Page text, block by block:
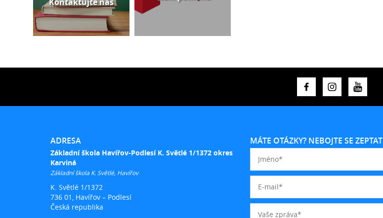
ADRESA
Základní škola Havířov-Podlesí K. Světlé 1/1372 okres
Karviná
Základní škola K. Světlé, Havířov
K. Světlé 1/1372
736 01, Havířov – Podlesí
Česká republika
MÁTE OTÁZKY? NEBOJTE SE ZEPTAT